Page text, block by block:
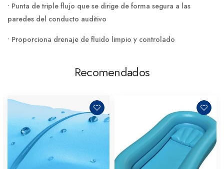
• Punta de triple flujo que se dirige de forma segura a las
paredes del conducto auditivo
• Proporciona drenaje de fluido limpio y controlado
Recomendados